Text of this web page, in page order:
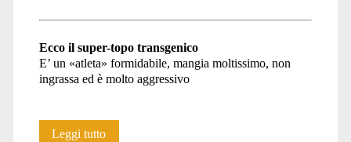
Ecco il super-topo transgenico
E’ un «atleta» formidabile, mangia moltissimo, non
ingrassa ed è molto aggressivo
Leggi tuttoNasce